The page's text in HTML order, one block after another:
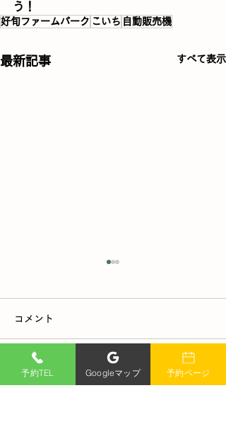
う！
好旬ファームパーク こいち 自動販売機
最新記事 すべて表示
まだまだ楽しめる🍓いち
コメント
コメントを追加…
予約TEL Googleマップ 予約ページ